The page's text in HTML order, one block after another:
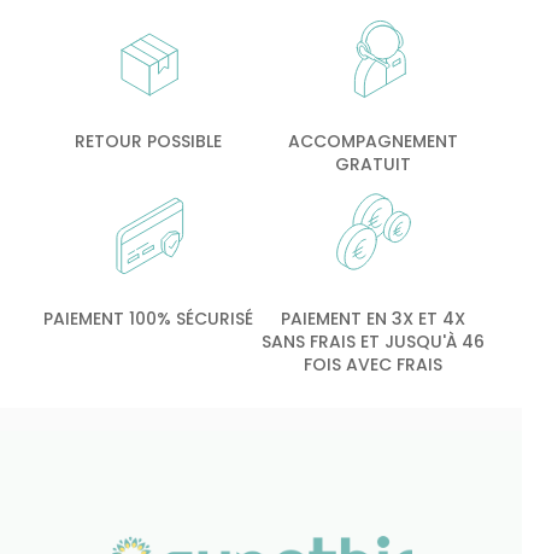
RETOUR POSSIBLE
ACCOMPAGNEMENT
GRATUIT
PAIEMENT 100% SÉCURISÉ
PAIEMENT EN 3X ET 4X
SANS FRAIS ET JUSQU'À 46
FOIS AVEC FRAIS